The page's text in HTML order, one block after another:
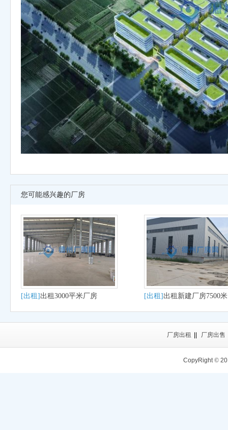
您可能感兴趣的厂房
[出租] 出租3000平米厂房 [出租] 出租新建厂房7500米
厂房出租 厂房出售
CopyRight©